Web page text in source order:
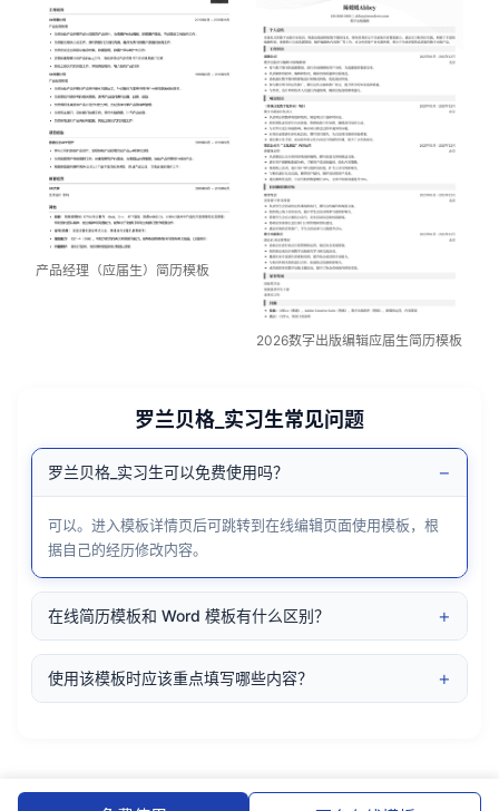
产品经理（应届生）简历模板
2026数字出版编辑应届生简历模板
罗兰贝格_实习生常见问题
罗兰贝格_实习生可以免费使用吗？ −
可以。进入模板详情页后可跳转到在线编辑页面使用模板，根
据自己的经历修改内容。
在线简历模板和 Word 模板有什么区别？ +
使用该模板时应该重点填写哪些内容？ +